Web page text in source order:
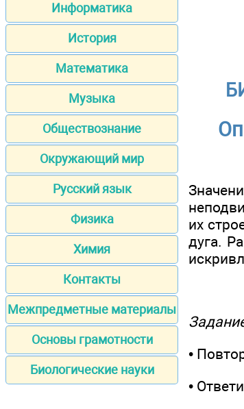
Информатика
История
Математика
Музыка
Обществознание
Окружающий мир
Русский язык
Физика
Химия
Контакты
Межпредметные материалы
Основы грамотности
Биологические науки
их
дуга.
•
•